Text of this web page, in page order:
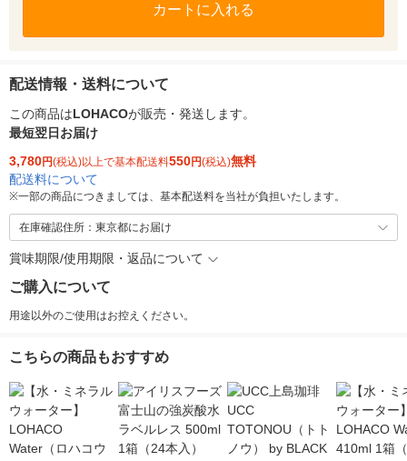
カートに入れる
配送情報・送料について
この商品はLOHACOが販売・発送します。
最短翌日お届け
3,780円(税込)以上で基本配送料550円(税込)無料
配送料について
※一部の商品につきましては、基本配送料を当社が負担いたします。
在庫確認住所：東京都にお届け
賞味期限/使用期限・返品について
ご購入について
用途以外のご使用はお控えください。
こちらの商品もおすすめ